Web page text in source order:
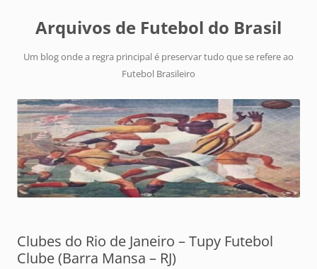
Arquivos de Futebol do Brasil
Um blog onde a regra principal é preservar tudo que se refere ao
Futebol Brasileiro
Clubes do Rio de Janeiro – Tupy Futebol
Clube (Barra Mansa – RJ)